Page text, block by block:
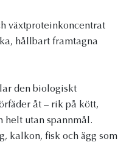
växtproteinkoncentrat
hållbart framtagna
den biologiskt
åt – rik på kött,
helt utan spannmål.
kalkon, fisk och ägg som